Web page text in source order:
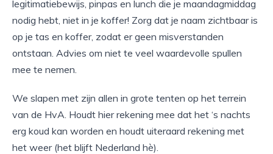
legitimatiebewijs, pinpas en lunch die je maandagmiddag
nodig hebt, niet in je koffer! Zorg dat je naam zichtbaar is
op je tas en koffer, zodat er geen misverstanden
ontstaan. Advies om niet te veel waardevolle spullen
mee te nemen.
We slapen met zijn allen in grote tenten op het terrein
van de HvA. Houdt hier rekening mee dat het ‘s nachts
erg koud kan worden en houdt uiteraard rekening met
het weer (het blijft Nederland hè).